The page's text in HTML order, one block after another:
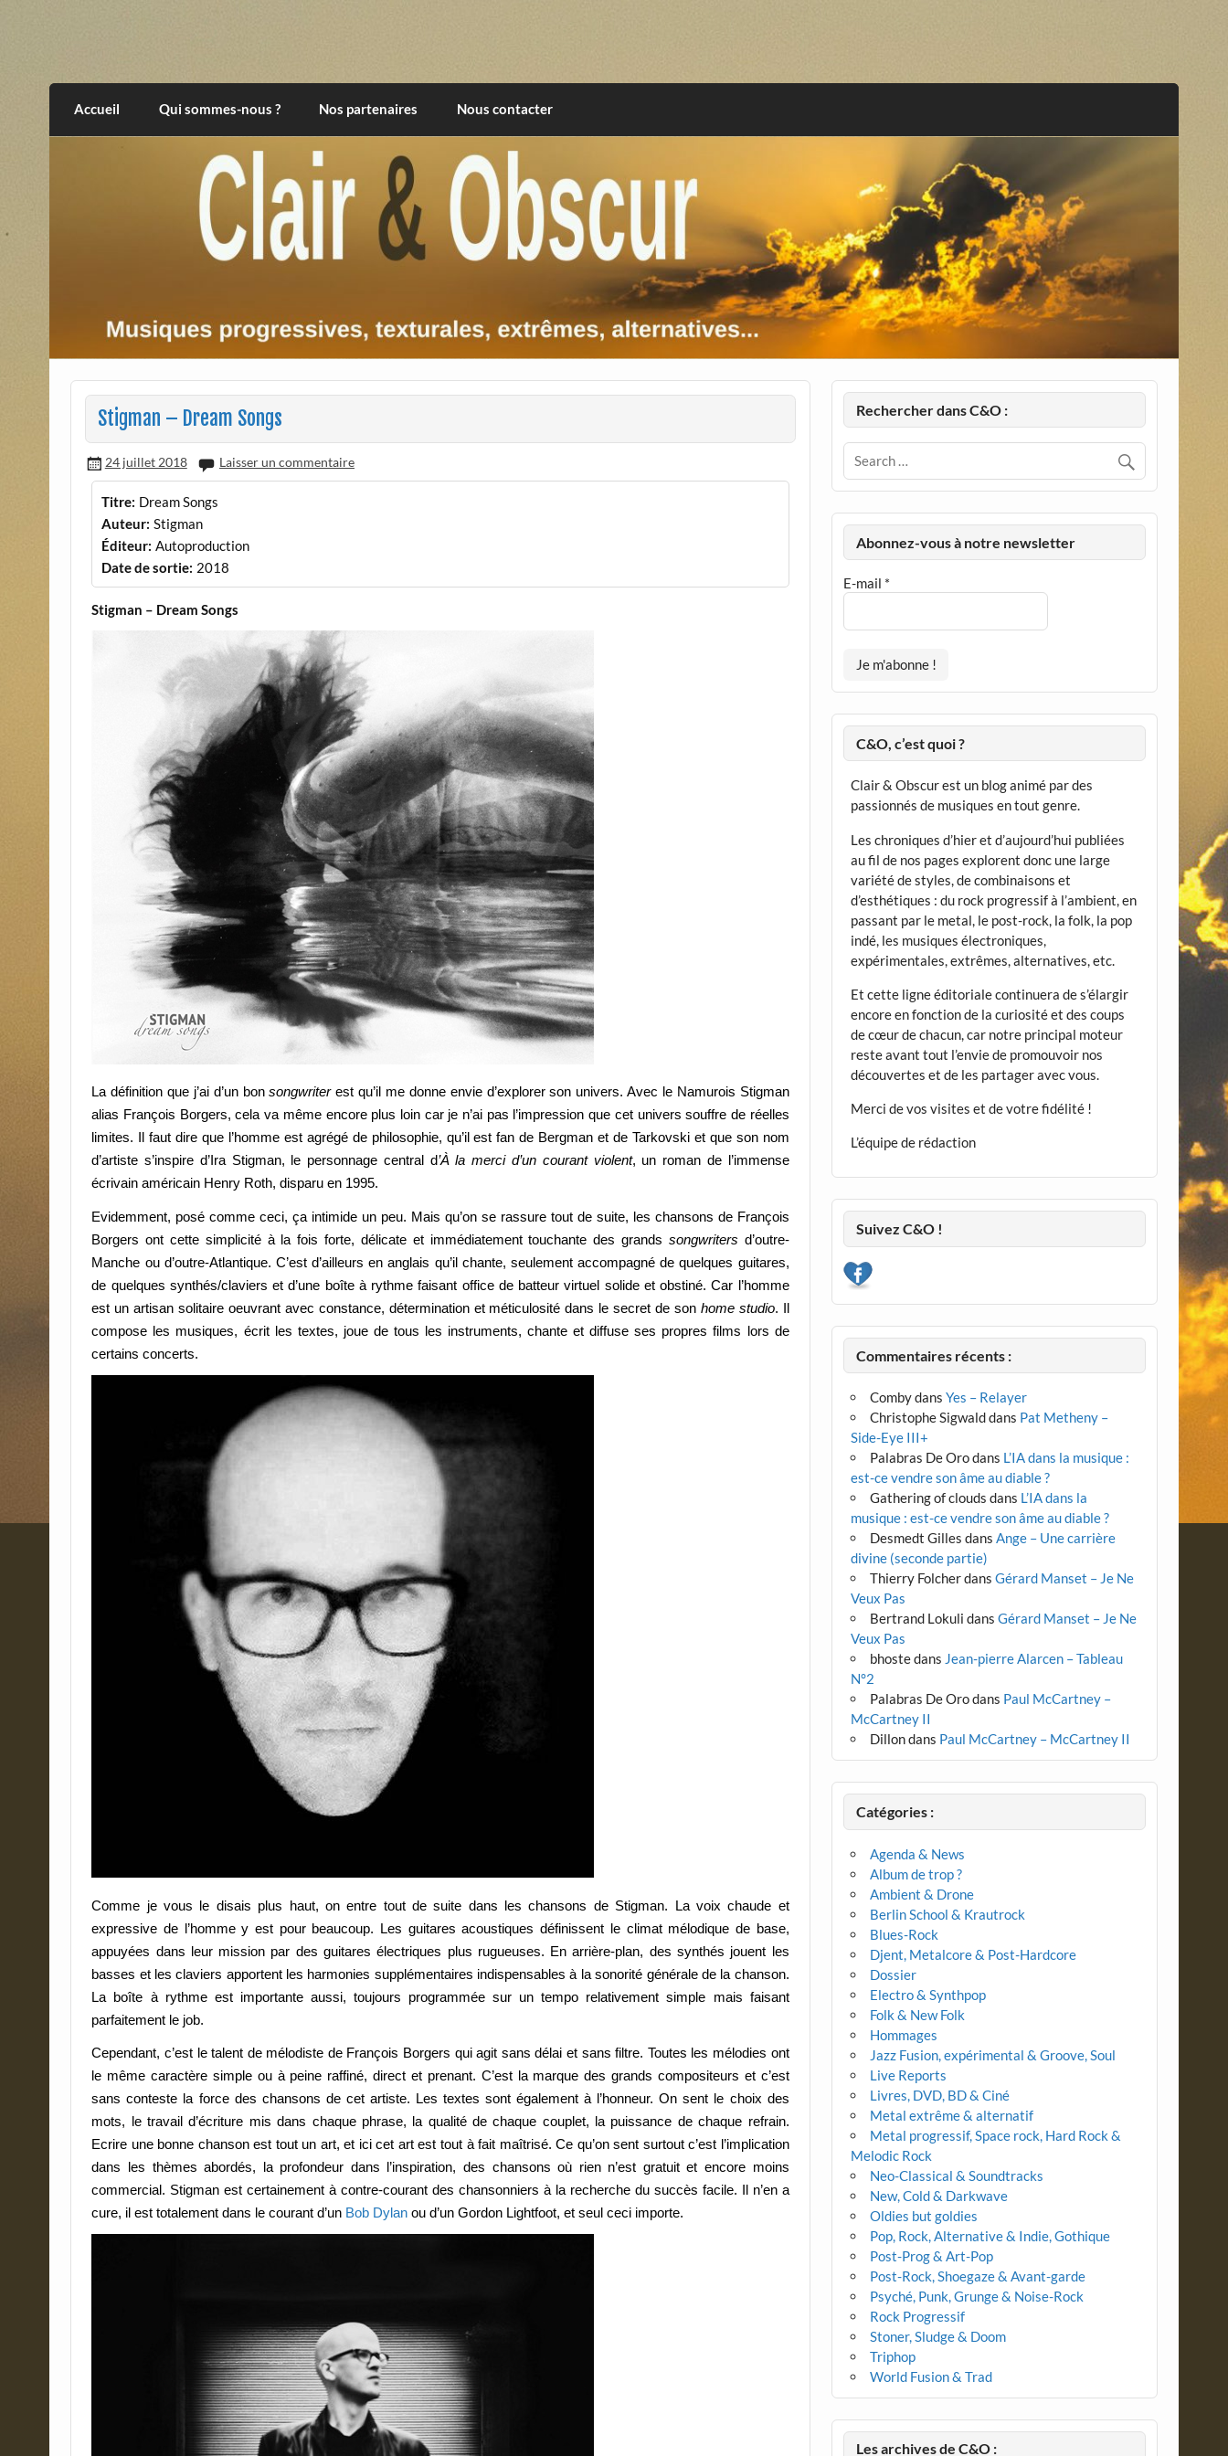
Clair et Obscur
Accueil Qui sommes-nous ? Nos partenaires Nous contacter
Stigman – Dream Songs
24 juillet 2018 Laisser un commentaire
Titre: Dream Songs
Auteur: Stigman
Éditeur: Autoproduction
Date de sortie: 2018
Stigman – Dream Songs
La définition que j’ai d’un bonsongwriterest qu’il me donne envie d’explorer son univers. Avec le Namurois Stigman
alias François Borgers, cela va même encore plus loin car je n’ai pas l’impression que cet univers souffre de réelles
limites. Il faut dire que l’homme est agrégé de philosophie, qu’il est fan de Bergman et de Tarkovski et que son nom
d’artiste s’inspire d’Ira Stigman, le personnage central d’À la merci d’un courant violent, un roman de l’immense
écrivain américain Henry Roth, disparu en 1995.
Evidemment, posé comme ceci, ça intimide un peu. Mais qu’on se rassure tout de suite, les chansons de François
Borgers ont cette simplicité à la fois forte, délicate et immédiatement touchante des grands songwriters d’outre-
Manche ou d’outre-Atlantique. C’est d’ailleurs en anglais qu’il chante, seulement accompagné de quelques guitares,
de quelques synthés/claviers et d’une boîte à rythme faisant office de batteur virtuel solide et obstiné. Car l’homme
est un artisan solitaire oeuvrant avec constance, détermination et méticulosité dans le secret de son home studio. Il
compose les musiques, écrit les textes, joue de tous les instruments, chante et diffuse ses propres films lors de
certains concerts.
Comme je vous le disais plus haut, on entre tout de suite dans les chansons de Stigman. La voix chaude et
expressive de l’homme y est pour beaucoup. Les guitares acoustiques définissent le climat mélodique de base,
appuyées dans leur mission par des guitares électriques plus rugueuses. En arrière-plan, des synthés jouent les
basses et les claviers apportent les harmonies supplémentaires indispensables à la sonorité générale de la chanson.
La boîte à rythme est importante aussi, toujours programmée sur un tempo relativement simple mais faisant
parfaitement le job.
Cependant, c’est le talent de mélodiste de François Borgers qui agit sans délai et sans filtre. Toutes les mélodies ont
le même caractère simple ou à peine raffiné, direct et prenant. C’est la marque des grands compositeurs et c’est
sans conteste la force des chansons de cet artiste. Les textes sont également à l’honneur. On sent le choix des
mots, le travail d’écriture mis dans chaque phrase, la qualité de chaque couplet, la puissance de chaque refrain.
Ecrire une bonne chanson est tout un art, et ici cet art est tout à fait maîtrisé. Ce qu’on sent surtout c’est l’implication
dans les thèmes abordés, la profondeur dans l’inspiration, des chansons où rien n’est gratuit et encore moins
commercial. Stigman est certainement à contre-courant des chansonniers à la recherche du succès facile. Il n’en a
cure, il est totalement dans le courant d’un Bob Dylan ou d’un Gordon Lightfoot, et seul ceci importe.
Rechercher dans C&O :
Abonnez-vous à notre newsletter
E-mail *
C&O, c’est quoi ?
Clair & Obscur est un blog animé par des
passionnés de musiques en tout genre.
Les chroniques d’hier et d’aujourd’hui publiées
au fil de nos pages explorent donc une large
variété de styles, de combinaisons et
d’esthétiques : du rock progressif à l’ambient, en
passant par le metal, le post-rock, la folk, la pop
indé, les musiques électroniques,
expérimentales, extrêmes, alternatives, etc.
Et cette ligne éditoriale continuera de s’élargir
encore en fonction de la curiosité et des coups
de cœur de chacun, car notre principal moteur
reste avant tout l’envie de promouvoir nos
découvertes et de les partager avec vous.
Merci de vos visites et de votre fidélité !
L’équipe de rédaction
Suivez C&O !
Commentaires récents :
CombydansYes – Relayer
Christophe Sigwalddans Pat Metheny –
Side-Eye III+
Palabras De Orodans L’IA dans la musique :
est-ce vendre son âme au diable ?
Gathering of clouds dans L’IA dans la
musique : est-ce vendre son âme au diable ?
Desmedt Gilles dansAnge – Une carrière
divine (seconde partie)
Thierry FolcherdansGérard Manset – Je Ne
Veux Pas
Bertrand Lokuli dansGérard Manset – Je Ne
Veux Pas
bhostedans Jean-pierre Alarcen – Tableau
N°2
Palabras De Orodans Paul McCartney –
McCartney II
Dillondans Paul McCartney – McCartney II
Catégories :
Agenda & News
Album de trop ?
Ambient & Drone
Berlin School & Krautrock
Blues-Rock
Djent, Metalcore & Post-Hardcore
Dossier
Electro & Synthpop
Folk & New Folk
Hommages
Jazz Fusion, expérimental & Groove, Soul
Live Reports
Livres, DVD, BD & Ciné
Metal extrême & alternatif
Metal progressif, Space rock, Hard Rock &
Melodic Rock
Neo-Classical & Soundtracks
New, Cold & Darkwave
Oldies but goldies
Pop, Rock, Alternative & Indie, Gothique
Post-Prog & Art-Pop
Post-Rock, Shoegaze & Avant-garde
Psyché, Punk, Grunge & Noise-Rock
Rock Progressif
Stoner, Sludge & Doom
Triphop
World Fusion & Trad
Les archives de C&O :